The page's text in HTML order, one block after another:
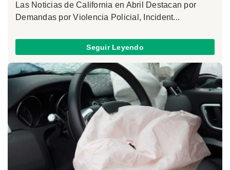
Las Noticias de California en Abril Destacan por
Demandas por Violencia Policial, Incident...
Seguir Leyendo